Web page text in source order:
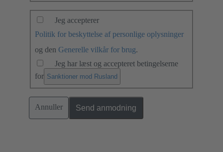
Jeg accepterer
Politik for beskyttelse af personlige oplysninger
og den Generelle vilkår for brug.
Jeg har læst og accepteret betingelserne
for Sanktioner mod Rusland
Annuller Send anmodning